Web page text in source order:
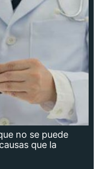
no se puede
que la